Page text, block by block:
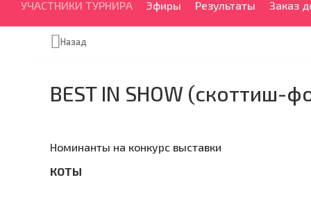
УЧАСТНИКИ ТУРНИРА Эфиры Результаты Заказ
Назад
BEST IN SHOW (скоттиш-
Номинанты на конкурс выставки
КОТЫ